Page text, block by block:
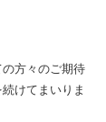
方々のご期待
けてまいりま